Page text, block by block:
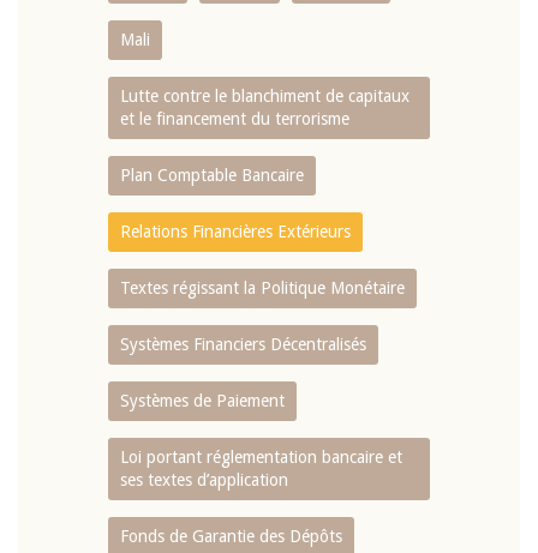
Mali
Lutte contre le blanchiment de capitaux
et le financement du terrorisme
Plan Comptable Bancaire
Relations Financières Extérieurs
Textes régissant la Politique Monétaire
Systèmes Financiers Décentralisés
Systèmes de Paiement
Loi portant réglementation bancaire et
ses textes d’application
Fonds de Garantie des Dépôts